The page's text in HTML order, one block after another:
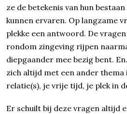
ze de betekenis van hun
kunnen ervaren. Op langzame
plekke een antwoord. De
rondom zingeving rijpen
diepgaander mee bezig bent.
zich altijd met een ander thema
relatie(s), je vrije tijd, je plek in
Er schuilt bij deze vragen altijd